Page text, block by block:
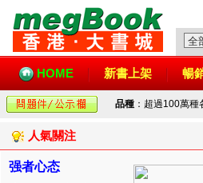
HOME 新書上架 暢
品種 ：超過100萬
人氣關注
强者心态